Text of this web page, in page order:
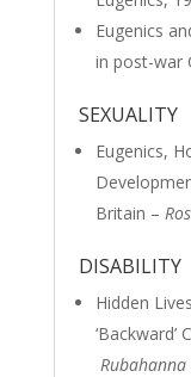
Eugenics
in post-war
SEXUALITY
Eugenics,
Britain –
DISABILITY
Hidden